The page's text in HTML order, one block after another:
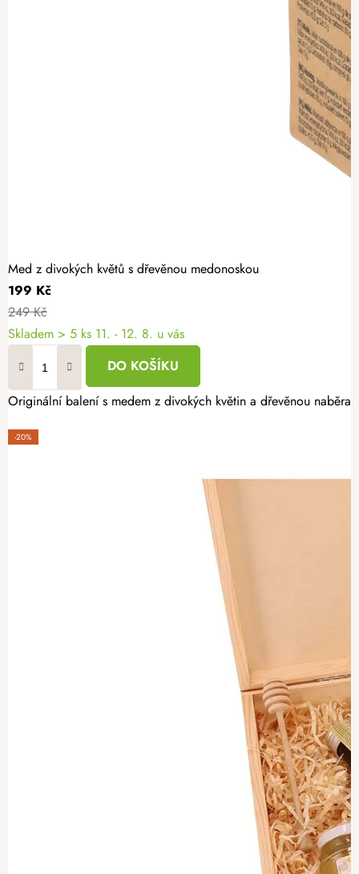
Med z divokých květů s dřevěnou medonoskou
199 Kč
249 Kč
Skladem > 5 ks 11. - 12. 8. u vás
DO KOŠÍKU
Originální balení s medem z divokých květin a dřevěnou
-20%